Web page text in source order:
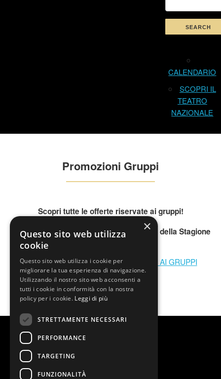
CALENDARIO
SCOPRI IL
TEATRO
NAZIONALE
Promozioni Gruppi
Scopri tutte le offerte riservate ai gruppi!
Scarica il pdf e troverai tutti gli spettacoli della Stagione
SCARICA SUBITO I PREZZI RISERVATI AI GRUPPI
×
Questo sito web utilizza
cookie
Questo sito web utilizza i cookie per
migliorare la tua esperienza di navigazione.
Utilizzando il nostro sito web acconsenti a
tutti i cookie in conformità con la nostra
policy per i cookie. Leggi di più
STRETTAMENTE NECESSARI
PERFORMANCE
TARGETING
FUNZIONALITÀ